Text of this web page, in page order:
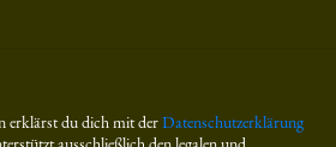
erklärst du dich mit derDatenschutzerklärung